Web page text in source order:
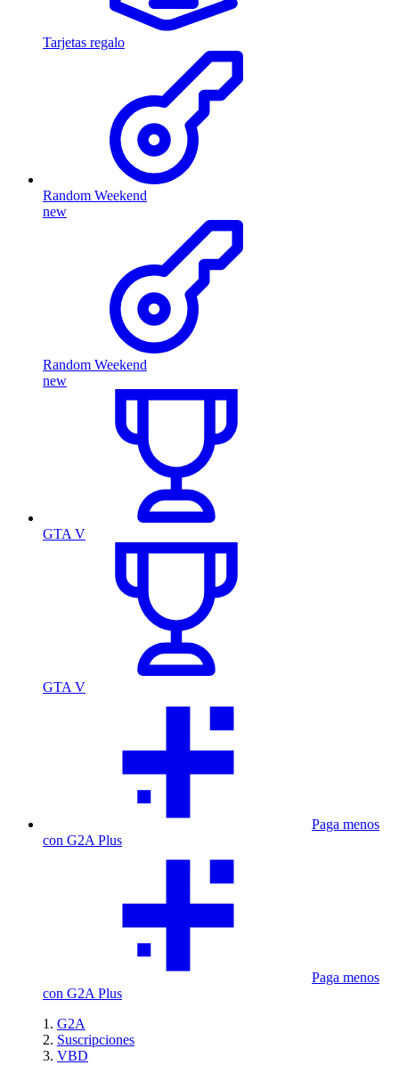
Tarjetas regalo
Random Weekend
new
Random Weekend
new
GTA V
GTA V
Paga menos
con G2A Plus
Paga menos
con G2A Plus
G2A
Suscripciones
VBD